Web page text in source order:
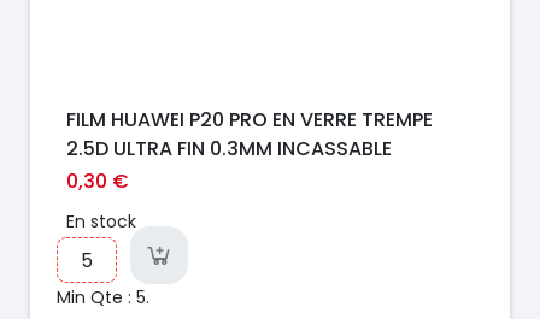
FILM HUAWEI P20 PRO EN VERRE TREMPE
2.5D ULTRA FIN 0.3MM INCASSABLE
0,30 €
En stock
Min Qte : 5.